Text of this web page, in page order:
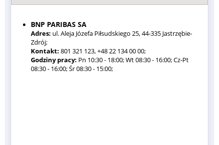
BNP PARIBAS SA
Adres: ul. Aleja Józefa Piłsudskiego 25, 44-335 Jastrzębie-
Zdrój;
Kontakt: 801 321 123, +48 22 134 00 00;
Godziny pracy: Pn 10:30 - 18:00; Wt 08:30 - 16:00; Cz-Pt
08:30 - 16:00; Śr 08:30 - 15:00;